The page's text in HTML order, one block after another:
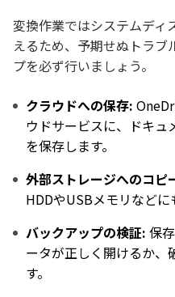
変換作業ではシステムディ
えるため、予期せぬトラブ
プを必ず行いましょう。
クラウドへの保存:
ウドサービスに、ドキ
を保存します。
外部ストレージへのコピ
HDDやUSBメモリなどに
バックアップの検証: 保
ータが正しく開けるか、
す。